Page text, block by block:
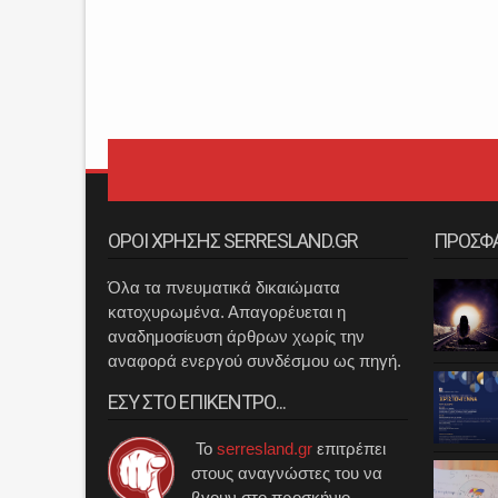
ΟΡΟΙ ΧΡΗΣΗΣ SERRESLAND.GR
Όλα τα πνευματικά δικαιώματα
κατοχυρωμένα. Απαγορέυεται η
αναδημοσίευση άρθρων χωρίς την
αναφορά ενεργού συνδέσμου ως πηγή.
ΕΣΥ ΣΤΟ ΕΠΙΚΕΝΤΡΟ...
Το serresland.gr επιτρέπει
στους αναγνώστες του να